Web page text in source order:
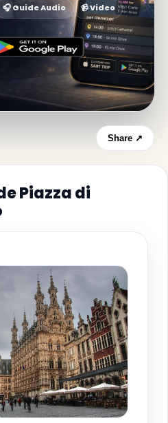
🎧 Guide Audio 📹 Video
Share ↗
Piazza di